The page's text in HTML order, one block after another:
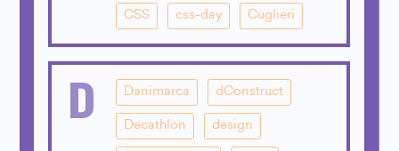
CSS css-day Cuglieri
D Danimarca dConstruct
Decathlon design